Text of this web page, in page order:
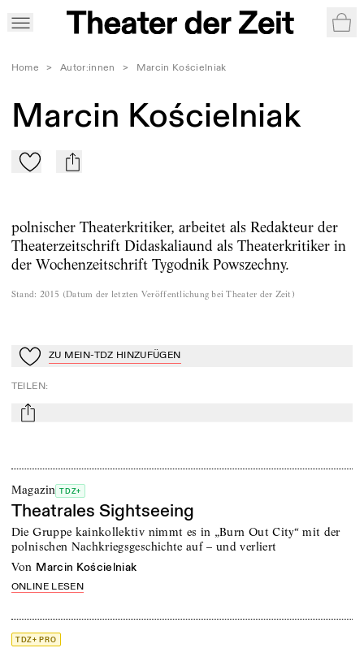
Home > Autor:innen > Marcin Kościelniak
Marcin Kościelniak
Zu Mein-TdZ hinzufügen
mail
polnischer Theaterkritiker, arbeitet als Redakteur der
Theaterzeitschrift Didaskaliaund als Theaterkritiker in
der Wochenzeitschrift Tygodnik Powszechny.
Stand: 2015 (Datum der letzten Veröffentlichung bei Theater der Zeit )
Zu Mein-TdZ hinzufügen
ZU MEIN-TDZ HINZUFÜGEN
TEILEN:
mail
Magazin TDZ+
Theatrales Sightseeing
Die Gruppe kainkollektiv nimmt es in „Burn Out City“ mit der
polnischen Nachkriegsgeschichte auf – und verliert
von Marcin Kościelniak
ONLINE LESEN
TDZ+ PRO